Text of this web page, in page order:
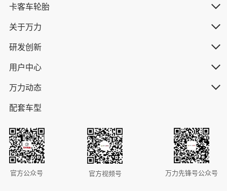
卡客车轮胎
关于万力
研发创新
用户中心
万力动态
配套车型
官方公众号 官方视频号 万力先锋号公众号